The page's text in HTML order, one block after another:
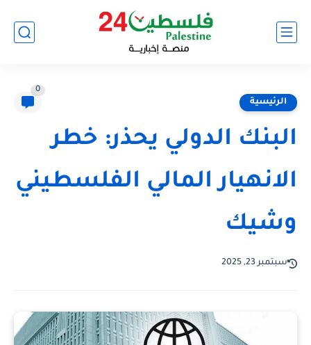
الرئيسية
0
البنك الدولي يحذر: خطر
الانهيار المالي الفلسطيني
وشيك
سبتمبر 23, 2025